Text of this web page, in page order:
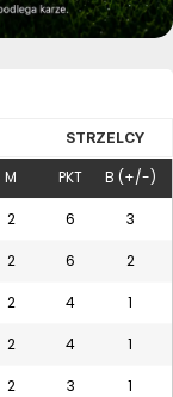
STRZELCY
M PKT B (+/-)
2 6 3
2 6 2
2 4 1
2 4 1
2 3 1